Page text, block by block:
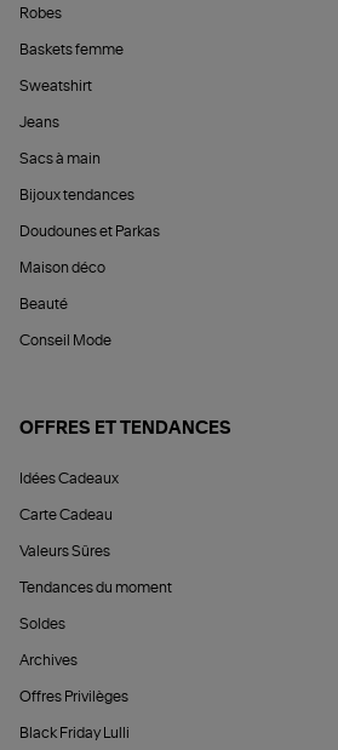
Robes
Baskets femme
Sweatshirt
Jeans
Sacs à main
Bijoux tendances
Doudounes et Parkas
Maison déco
Beauté
Conseil Mode
OFFRES ET TENDANCES
Idées Cadeaux
Carte Cadeau
Valeurs Sûres
Tendances du moment
Soldes
Archives
Offres Privilèges
Black Friday Lulli